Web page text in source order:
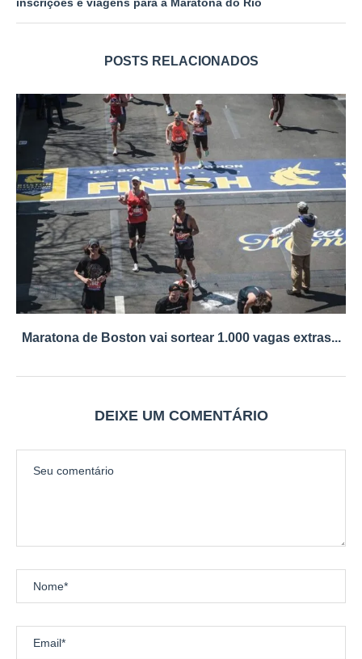
POSTS RELACIONADOS
Maratona de Boston vai sortear 1.000 vagas extras...
DEIXE UM COMENTÁRIO